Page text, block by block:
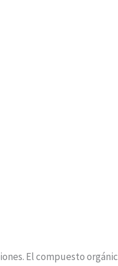
El compuesto